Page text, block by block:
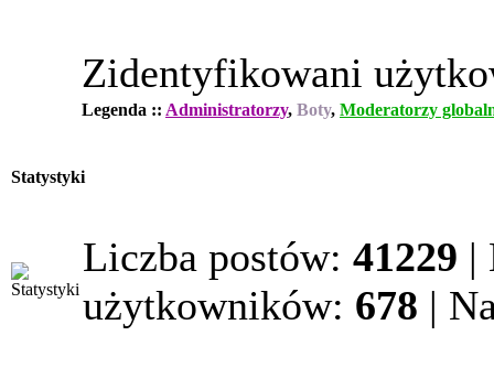
Zidentyfikowani
Legenda :: Administratorzy, Boty, Moderatorzy
Statystyki
Liczba postów: 41229 |
użytkowników: 678 |